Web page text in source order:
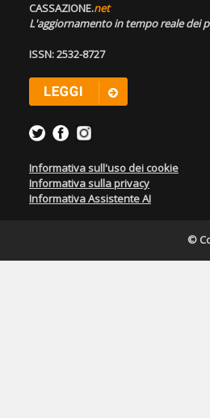
CASSAZIONE.net
L'aggiornamento in tempo reale dei
ISSN: 2532-8727
Informativa sull'uso dei cookie
Informativa sulla privacy
Informativa Assistente AI
©